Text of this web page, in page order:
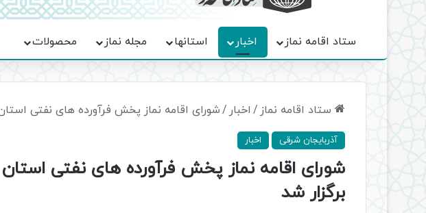
ستاد اقامه نماز اخبار استانها مجله نماز محصولات
ستاد اقامه نماز / اخبار /شورای اقامه نماز پخش فرآورده های نفتی
آذربایجان شرقی اخبار
شورای اقامه نماز پخش فرآورده های نفتی
برگزار شد